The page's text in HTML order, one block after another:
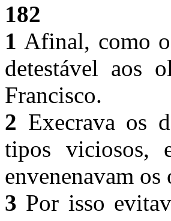
182
1 Afinal, como
detestável aos
Francisco.
2 Execrava os
tipos viciosos,
envenenavam os
3 Por isso